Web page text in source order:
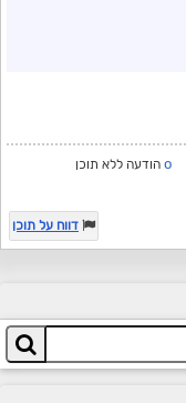
o הודעה ללא תוכן
דווח על תוכן